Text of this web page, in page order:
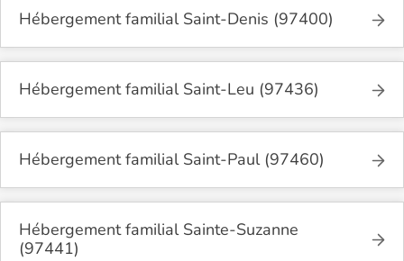
Hébergement familial Saint-Denis (97400)
Hébergement familial Saint-Leu (97436)
Hébergement familial Saint-Paul (97460)
Hébergement familial Sainte-Suzanne
(97441)